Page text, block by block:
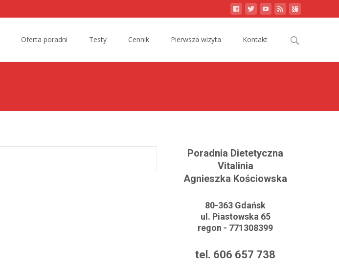
Oferta poradni Testy Cennik Pierwsza wizyta Kontakt
Search
Poradnia Dietetyczna
Vitalinia
Agnieszka Kościowska
80-363 Gdańsk
ul. Piastowska 65
regon - 771308399
tel. 606 657 738